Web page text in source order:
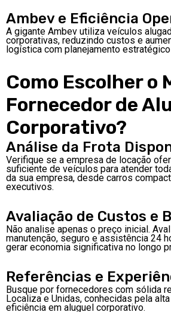
Ambev e Eficiência
A gigante Ambev utiliza veículos
corporativas, reduzindo custos e
logística com planejamento estratégico
Como Escolher o
Fornecedor de
Corporativo?
Análise da Frota
Verifique se a empresa de locação
suficiente de veículos para atender
da sua empresa, desde carros
executivos.
Avaliação de Custos e
Não analise apenas o preço inicial.
manutenção, seguro e assistência 24
gerar economia significativa no longo
Referências e
Busque por fornecedores com sólida
Localiza e Unidas, conhecidas pela
eficiência em aluguel corporativo.